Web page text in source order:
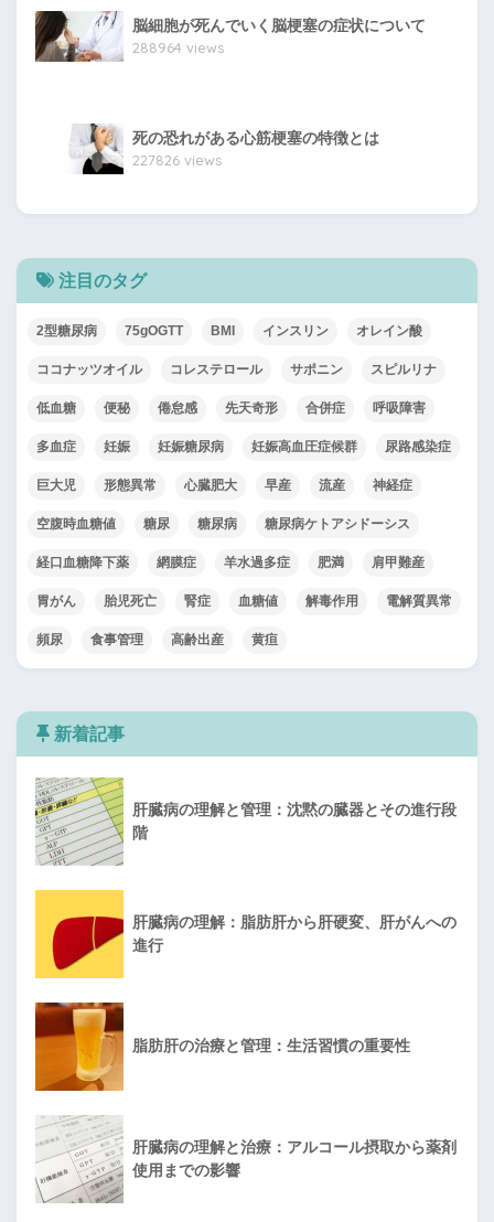
脳細胞が死んでいく脳梗塞の症状について
288964 views
死の恐れがある心筋梗塞の特徴とは
227826 views
注目のタグ
2型糖尿病 75gOGTT BMI インスリン オレイン酸
ココナッツオイル コレステロール サポニン スピルリナ
低血糖 便秘 倦怠感 先天奇形 合併症 呼吸障害
多血症 妊娠 妊娠糖尿病 妊娠高血圧症候群 尿路感染症
巨大児 形態異常 心臓肥大 早産 流産 神経症
空腹時血糖値 糖尿 糖尿病 糖尿病ケトアシドーシス
経口血糖降下薬 網膜症 羊水過多症 肥満 肩甲難産
胃がん 胎児死亡 腎症 血糖値 解毒作用 電解質異常
頻尿 食事管理 高齢出産 黄疸
新着記事
肝臓病の理解と管理：沈黙の臓器とその進行段
階
肝臓病の理解：脂肪肝から肝硬変、肝がんへの
進行
脂肪肝の治療と管理：生活習慣の重要性
肝臓病の理解と治療：アルコール摂取から薬剤
使用までの影響